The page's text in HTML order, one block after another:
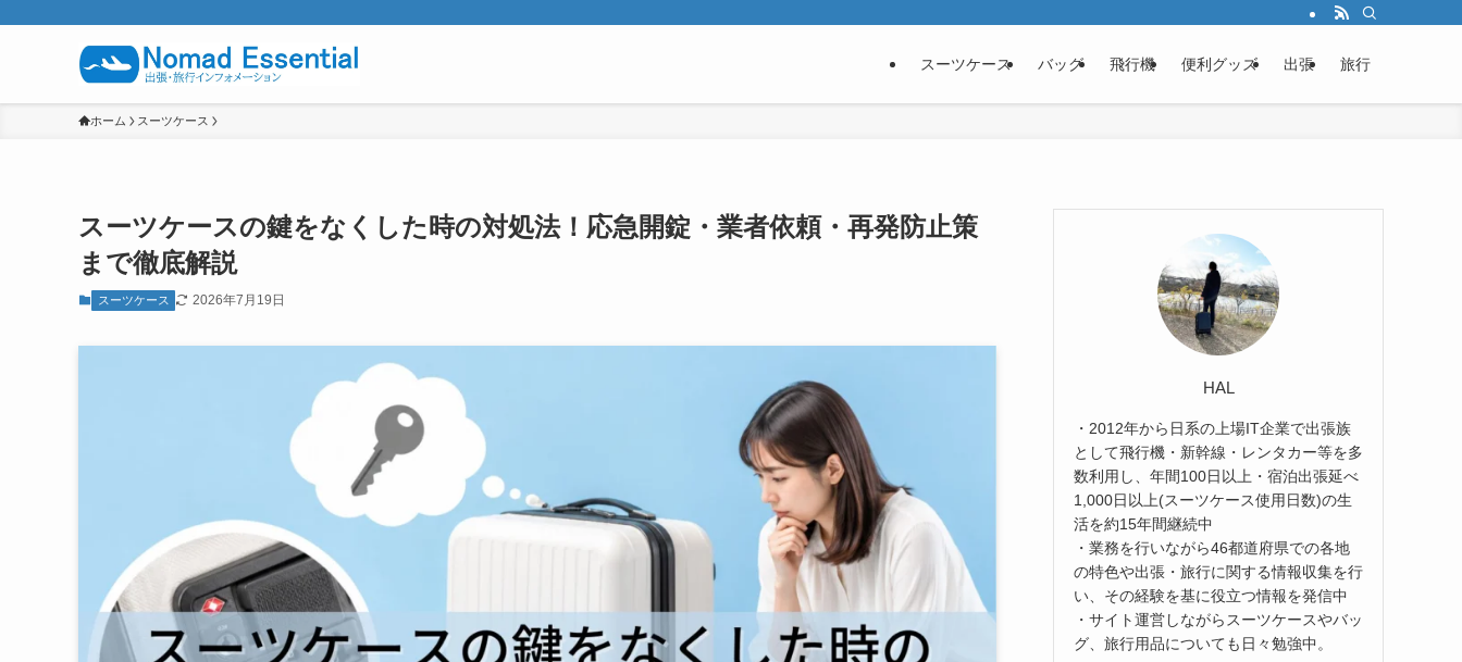
スーツケース バッグ 飛行機 便利グッズ 出張 旅行
ホーム スーツケース
スーツケースの鍵をなくした時の対処法！応急開錠・業者依頼・再発防止策
まで徹底解説
スーツケース 2026年7月19日
HAL
・2012年から日系の上場IT企業で出張族
として飛行機・新幹線・レンタカー等を多
数利用し、年間100日以上・宿泊出張延べ
1,000日以上(スーツケース使用日数)の生
活を約15年間継続中
・業務を行いながら46都道府県での各地
の特色や出張・旅行に関する情報収集を行
い、その経験を基に役立つ情報を発信中
・サイト運営しながらスーツケースやバッ
グ、旅行用品についても日々勉強中。